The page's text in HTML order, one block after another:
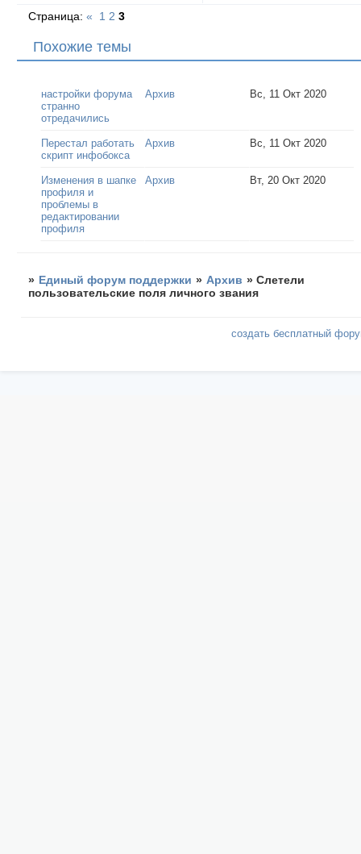
Страница:« 1 2 3
Похожие темы
настройки форума
странно
отредачились
Архив Вс, 11 Окт 2020
Перестал работать
скрипт инфобокса
Архив Вс, 11 Окт 2020
Изменения в шапке
профиля и
проблемы в
редактировании
профиля
Архив Вт, 20 Окт 2020
» Единый форум поддержки » Архив »Слетели
пользовательские поля личного звания
создать бесплатный